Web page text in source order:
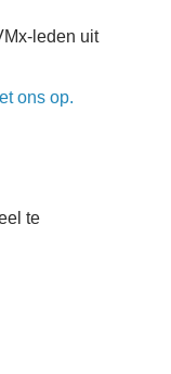
leden uit
ons op.
te